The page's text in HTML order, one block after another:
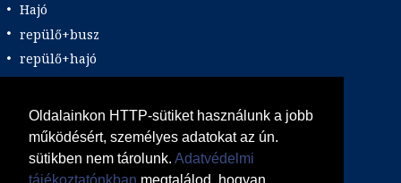
Oldalainkon HTTP-sütiket használunk a jobb
működésért, személyes adatokat az ún.
sütikben nem tárolunk. Adatvédelmi
Hajó
repülő+busz
repülő+hajó
Szolgáltatás
Vonat
Ünnepek